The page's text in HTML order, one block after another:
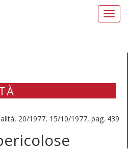
20/1977, 15/10/1977, pag. 439